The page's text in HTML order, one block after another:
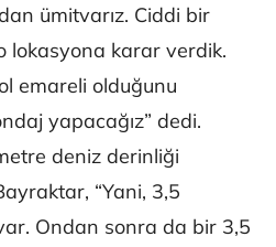
ümitvarız. Ciddi bir
lokasyona karar verdik.
emareli olduğunu
yapacağız” dedi.
deniz derinliği
“Yani, 3,5
Ondan sonra da bir 3,5